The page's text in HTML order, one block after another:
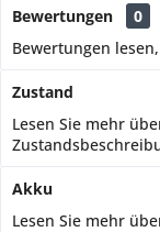
Bewertungen
0
Bewertungen
Zustand
Lesen Sie mehr
Akku
Lesen Sie mehr